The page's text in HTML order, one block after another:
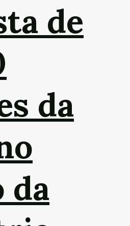
de
da
da